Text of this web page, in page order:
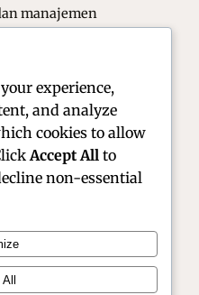
manajemen
pengiriman
| Racer &
experience,
and analyze
cookies to allow
Accept All to
non-essential